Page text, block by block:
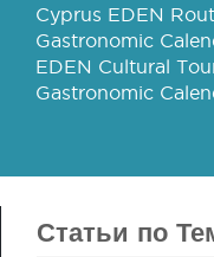
Cyprus EDEN
Gastronomic
EDEN Cultural
Gastronomic
Статьи по